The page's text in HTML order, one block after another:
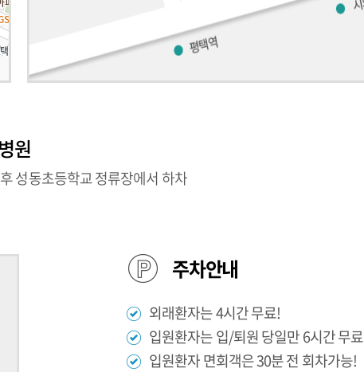
원
성동초등학교 정류장에서 하차
주차안내
외래환자는 4시간 무료!
입원환자는 입/퇴원 당일만 6시간 무
입원환자 면회객은 30분 전 회차가능!